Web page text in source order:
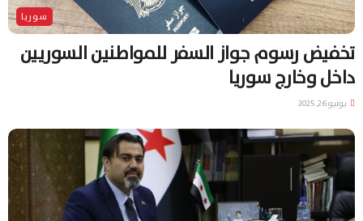
سوريا
تخفيض رسوم جواز السفر للمواطنين السوريين
داخل وخارج سوريا
يونيو 26, 2025